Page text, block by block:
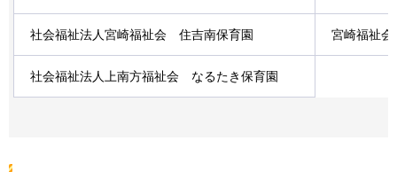
社会福祉法人宮崎福祉会 住吉南保育園 宮崎福祉会
社会福祉法人上南方福祉会 なるたき保育園